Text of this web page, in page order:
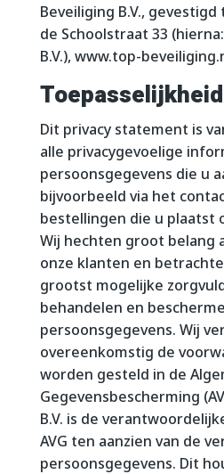
Beveiliging B.V., gevestigd
de Schoolstraat 33
B.V.), www.top-
Toepasselijkheid
Dit privacy statement is
alle privacygevoelige
persoonsgegevens die u
bijvoorbeeld via het
bestellingen die u plaatst
Wij hechten groot belang
onze klanten en
grootst mogelijke
behandelen en
persoonsgegevens. Wij
overeenkomstig de
worden gesteld in de
Gegevensbescherming
B.V. is de
AVG ten aanzien van de
persoonsgegevens. Dit